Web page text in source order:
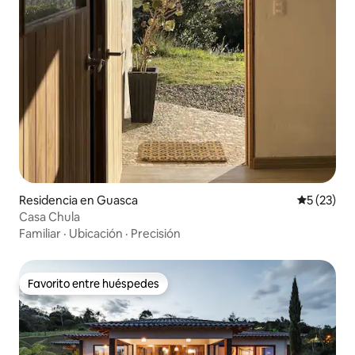
Residencia en Guasca
5 (23)
Casa Chula
Familiar · Ubicación · Precisión
Favorito entre huéspedes
Favorito entre huéspedes